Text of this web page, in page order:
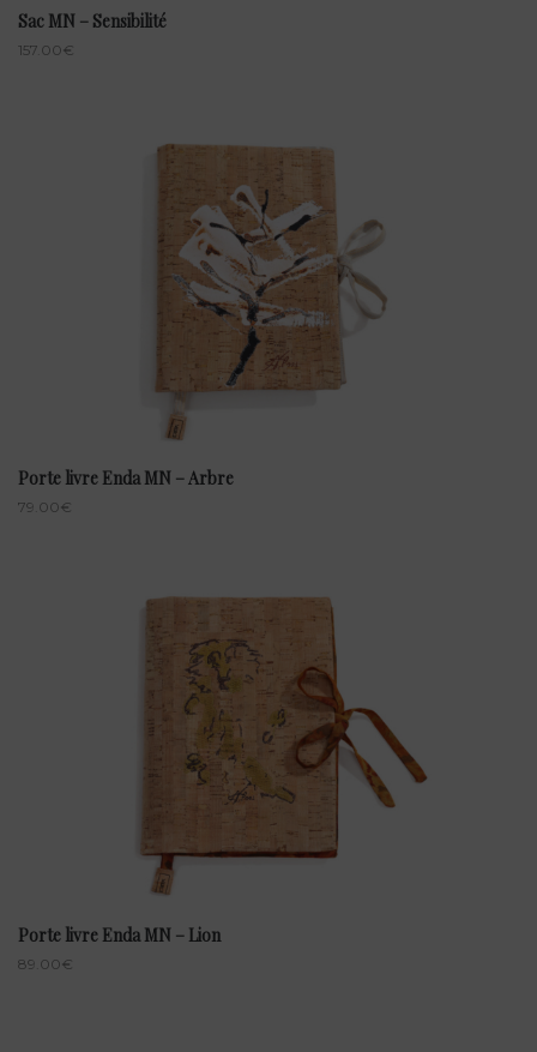
Sac MN – Sensibilité
157.00€
Porte livre Enda MN – Arbre
79.00€
Porte livre Enda MN – Lion
89.00€